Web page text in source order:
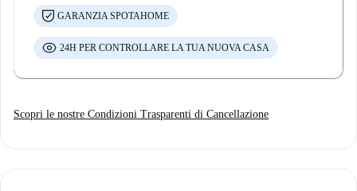
GARANZIA SPOTAHOME
24H PER CONTROLLARE LA TUA NUOVA CASA
Scopri le nostre Condizioni Trasparenti di Cancellazione